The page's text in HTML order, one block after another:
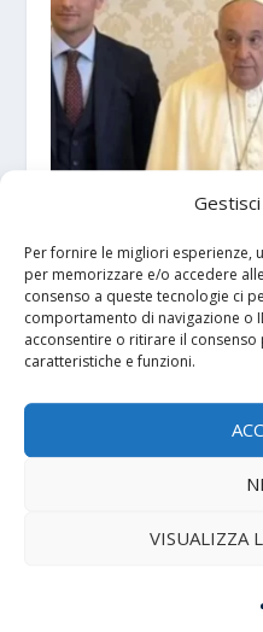
Per fornire le migliori esperienze,
per memorizzare e/o accedere
consenso a queste tecnologie ci
comportamento di navigazione o
acconsentire o ritirare il
caratteristiche e funzioni.
VISUALIZZA
6 Aprile 2024
maggioranza: tra